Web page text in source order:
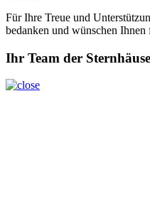
Für Ihre Treue und
bedanken und wünschen
Ihr Team der